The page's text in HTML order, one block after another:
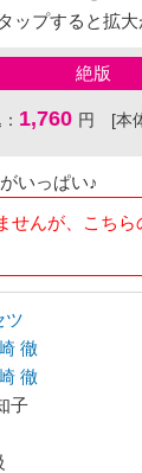
ップすると拡大
絶版
1,760 円 [本
いっぱい♪
せんが、こちら
ツ
徹
徹
子